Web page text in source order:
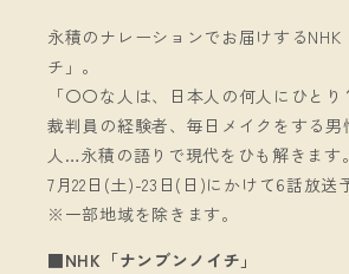
永積のナレーションでお届けするNHK
チ」。
「〇〇な人は、日本人の何人にひとり
裁判員の経験者、毎日メイクをする男
人…永積の語りで現代をひも解きます。
7月22日(土)-23日(日)にかけて6話放送
※一部地域を除きます。
■NHK「ナンブンノイチ」